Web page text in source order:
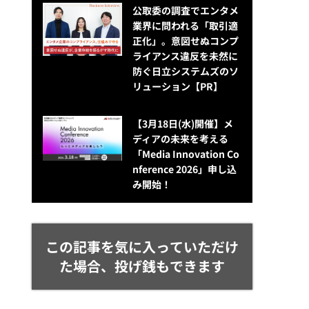
公​​取委の調査でエンタメ
業界に問われる「取引適
正化」。意図せぬコンプ
ライアンス違反を未然に
防ぐ日立システムズのソ
リューション​【PR】
【3月18日(水)開催】メ
ディアの未来を考える
「Media Innovation Co
nference 2026」申し込
み開始！
この記事を気に入っていただけ
た場合、投げ銭もできます